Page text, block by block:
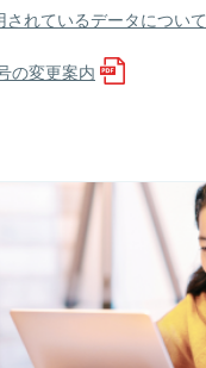
れているデータについて
の変更案内